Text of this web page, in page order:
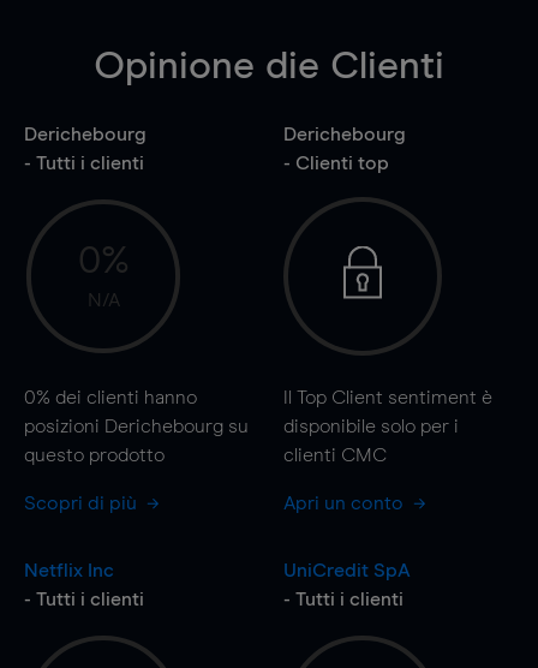
Opinione die Clienti
Derichebourg
- Tutti i clienti
0%
N/A
0% dei clienti hanno
posizioni Derichebourg su
questo prodotto
Scopri di più
Derichebourg
- Clienti top
Il Top Client sentiment è
disponibile solo per i
clienti CMC
Apri un conto
Netflix Inc
- Tutti i clienti
UniCredit SpA
- Tutti i clienti